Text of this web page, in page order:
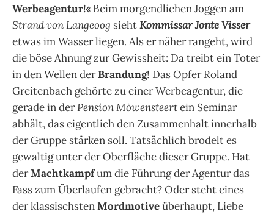
Werbeagentur!« Beim morgendlichen Joggen am
Strand von Langeoog siehtKommissar Jonte Visser
etwas im Wasser liegen. Als er näher rangeht, wird
die böse Ahnung zur Gewissheit: Da treibt ein Toter
in den Wellen derBrandung! Das Opfer Roland
Greitenbach gehörte zu einer Werbeagentur, die
gerade in derPension Möwensteertein Seminar
abhält, das eigentlich den Zusammenhalt innerhalb
der Gruppe stärken soll. Tatsächlich brodelt es
gewaltig unter der Oberfläche dieser Gruppe. Hat
derMachtkampfum die Führung der Agentur das
Fass zum Überlaufen gebracht? Oder steht eines
der klassischstenMordmotiveüberhaupt, Liebe